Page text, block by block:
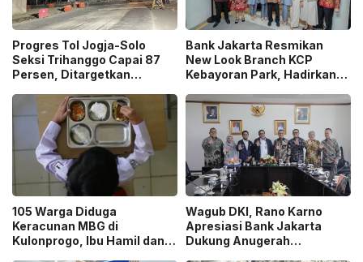
Progres Tol Jogja-Solo
Seksi Trihanggo Capai 87
Persen, Ditargetkan
Bawen Agustus 2026
Bank Jakarta Resmikan
New Look Branch KCP
Kebayoran Park, Hadirkan
Modern
105 Warga Diduga
Keracunan MBG di
Kulonprogo, Ibu Hamil dan
Wagub DKI, Rano Karno
Apresiasi Bank Jakarta
Dukung Anugerah